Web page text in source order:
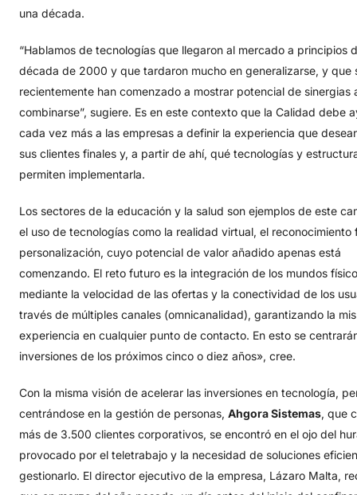
una década.
“Hablamos de tecnologías que llegaron al mercado a principios
década de 2000 y que tardaron mucho en generalizarse, y que
recientemente han comenzado a mostrar potencial de sinergias
combinarse”, sugiere. Es en este contexto que la Calidad debe
cada vez más a las empresas a definir la experiencia que
sus clientes finales y, a partir de ahí, qué tecnologías y
permiten implementarla.
Los sectores de la educación y la salud son ejemplos de este
el uso de tecnologías como la realidad virtual, el reconocimiento
personalización, cuyo potencial de valor añadido apenas está
comenzando. El reto futuro es la integración de los mundos
mediante la velocidad de las ofertas y la conectividad de los
través de múltiples canales (omnicanalidad), garantizando la
experiencia en cualquier punto de contacto. En esto se
inversiones de los próximos cinco o diez años», cree.
Con la misma visión de acelerar las inversiones en tecnología,
centrándose en la gestión de personas, Ahgora Sistemas, que
más de 3.500 clientes corporativos, se encontró en el ojo del
provocado por el teletrabajo y la necesidad de soluciones
gestionarlo. El director ejecutivo de la empresa, Lázaro Malta,